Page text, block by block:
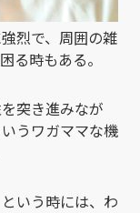
烈で、周囲の雑
る時もある。
突き進みなが
うワガママな機
いう時には、わ